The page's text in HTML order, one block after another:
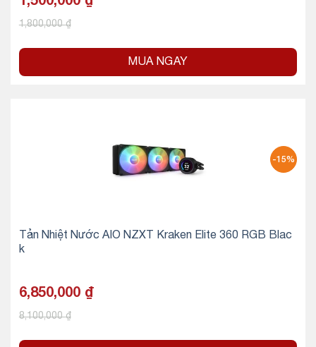
1,800,000₫
MUA NGAY
-15%
Tản Nhiệt Nước AIO NZXT Kraken Elite 360 RGB Blac
k
6,850,000 ₫
8,100,000₫